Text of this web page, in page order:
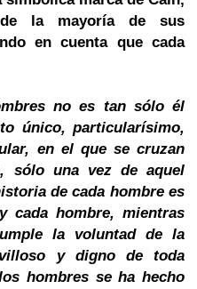
la mayoría de sus
en cuenta que cada
no es tan sólo él
único, particularísimo,
en el que se cruzan
sólo una vez de aquel
de cada hombre es
cada hombre, mientras
la voluntad de la
y digno de toda
hombres se ha hecho